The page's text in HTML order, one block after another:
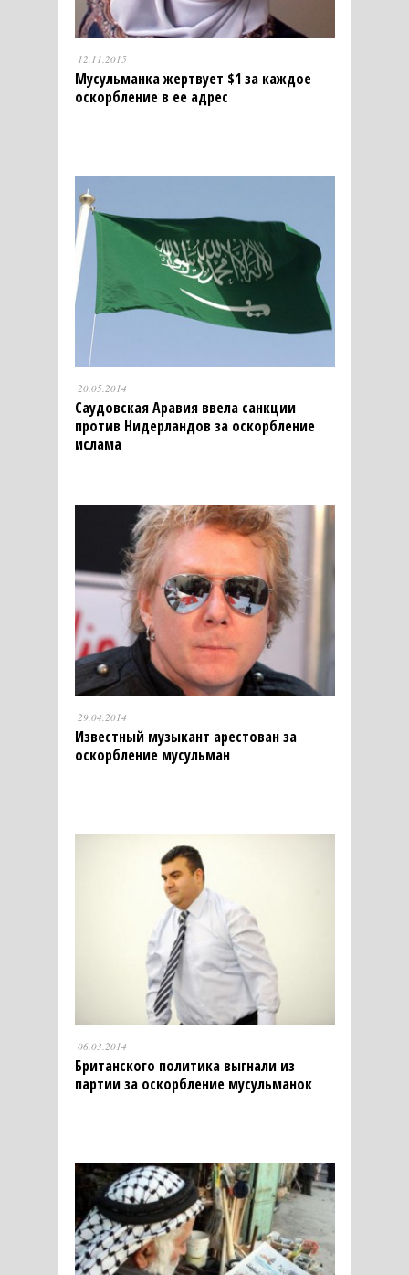
12.11.2015
Мусульманка жертвует $1 за каждое
оскорбление в ее адрес
20.05.2014
Саудовская Аравия ввела санкции
против Нидерландов за оскорбление
ислама
29.04.2014
Известный музыкант арестован за
оскорбление мусульман
06.03.2014
Британского политика выгнали из
партии за оскорбление мусульманок